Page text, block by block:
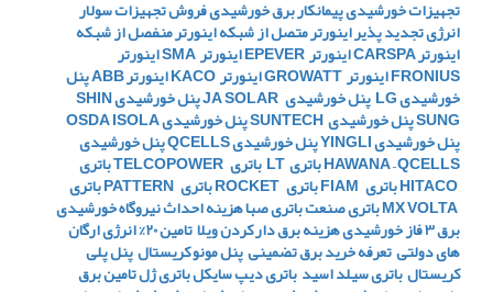
تجهیزات خورشیدیپیمانکار برق خورشیدیفروش تجهیزات سولار
انرژی تجدید پذیراینورتر متصل از شبکهاینورتر منفصل از شبکه
اینورتر CARSPA اینورتر EPEVER اینورتر SMA اینورتر
FRONIUSاینورتر GROWATT اینورتر KACO اینورتر ABB پنل
خورشیدی LG پنل خورشیدی JA SOLAR پنل خورشیدی SHIN
SUNGپنل خورشیدی SUNTECH پنل خورشیدی OSDA ISOLA
پنل خورشیدی YINGLI پنل خورشیدی QCELLS پنل خورشیدی
HAWANA – QCELLSباتری LT باتری TELCOPOWER باتری
باتری FIAM باتری ROCKET باتری PATTERN باتری
باتری صنعتباتری صباهزینه احداث نیروگاه خورشیدی
برق 3 فاز خورشیدی هزینه برق دار کردن ویلا تامین 20% انرژی ارگان
های دولتیتعرفه خرید برق تضمینیپنل مونو کریستالپنل پلی
کریستالباتری سیلد اسیدباتری دیپ سایکلباتری ژلتامین برق